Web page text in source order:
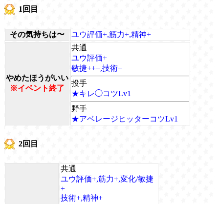
1回目
その気持ちは〜 ユウ評価+,筋力+,精神+
やめたほうがいい
※イベント終了
共通
ユウ評価+
敏捷+++,技術+
投手
★キレ◯コツLv1
野手
★アベレージヒッターコツLv1
2回目
共通
ユウ評価+,筋力+,変化/敏捷
+
技術+,精神+